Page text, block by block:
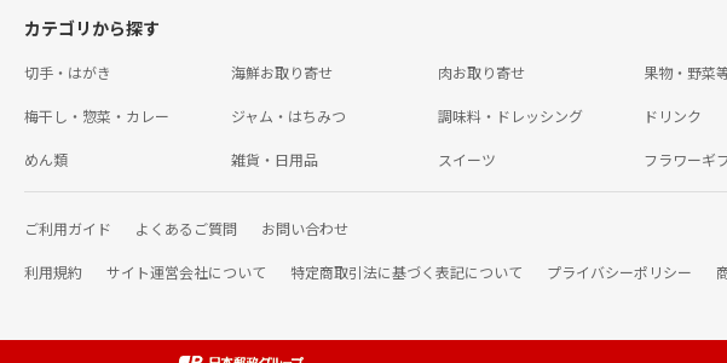
カテゴリから探す
切手・はがき 海鮮お取り寄せ 肉お取り寄せ 果物・野菜
梅干し・惣菜・カレー ジャム・はちみつ 調味料・ドレッシング ドリンク
めん類 雑貨・日用品 スイーツ フラワーギ
ご利用ガイド よくあるご質問 お問い合わせ
利用規約 サイト運営会社について 特定商取引法に基づく表記について プライバシーポリシー